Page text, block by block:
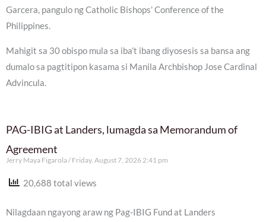
Garcera, pangulo ng Catholic Bishops’ Conference of the
Philippines.
Mahigit sa 30 obispo mula sa iba’t ibang diyosesis sa bansa ang
dumalo sa pagtitipon kasama si Manila Archbishop Jose Cardinal
Advincula.
PAG-IBIG at Landers, lumagda sa Memorandum of
Agreement
Jerry Maya Figarola Friday, August 7, 2026 2:41 pm
20,688 total views
Nilagdaan ngayong araw ng Pag-IBIG Fund at Landers